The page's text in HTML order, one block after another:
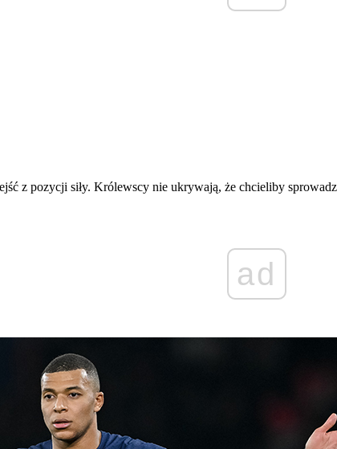
z pozycji siły. Królewscy nie ukrywają, że chcieliby
ad